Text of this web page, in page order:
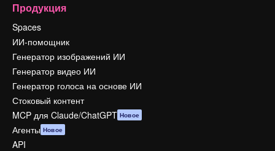
Продукция
Spaces
ИИ-помощник
Генератор изображений ИИ
Генератор видео ИИ
Генератор голоса на основе ИИ
Стоковый контент
MCP для Claude/ChatGPT Новое
Агенты Новое
API